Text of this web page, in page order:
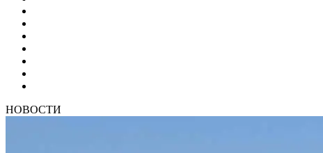
НОВОСТИ